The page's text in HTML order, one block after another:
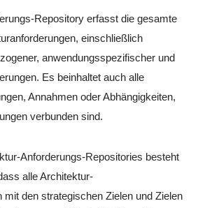
Repository erfasst die gesamte
einschließlich
anwendungsspezifischer und
Es beinhaltet auch alle
Annahmen oder Abhängigkeiten,
verbunden sind.
Anforderungs-Repositories besteht
alle Architektur-
den strategischen Zielen und Zielen